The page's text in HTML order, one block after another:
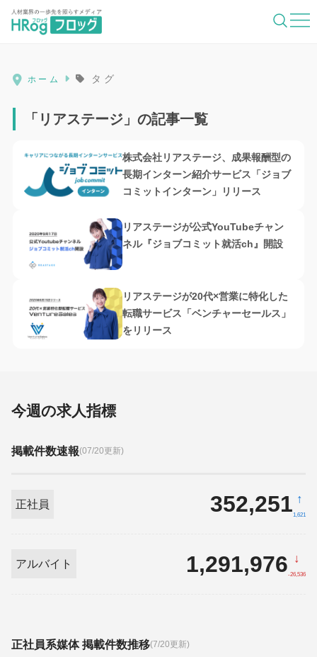
HRog | 人材業界の一歩先を照らすメディ
ホーム タグ
「リアステージ」の記事一覧
株式会社リアステージ、成果報酬型の
長期インターン紹介サービス「ジョブ
コミットインターン」リリース
リアステージが公式YouTubeチャン
ネル『ジョブコミット就活ch』開設
リアステージが20代×営業に特化した
転職サービス「ベンチャーセールス」
をリリース
今週の求人指標
掲載件数速報(07/20更新)
正社員 352,251 ↑
1,621
アルバイト 1,291,976 ↓
-26,536
正社員系媒体 掲載件数推移(7/20更新)